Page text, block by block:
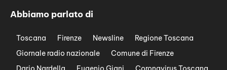
Abbiamo parlato di
Toscana Firenze Newsline
Regione Toscana
Giornale radio nazionale
Comune di Firenze